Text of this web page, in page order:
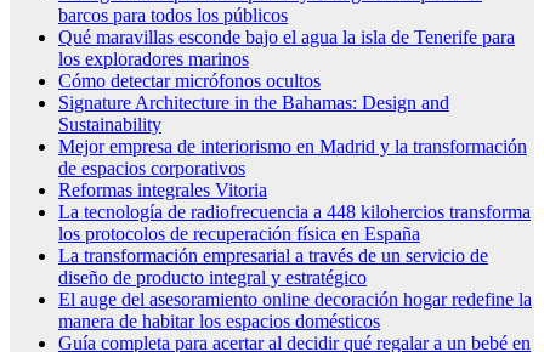
barcos para todos los públicos
Qué maravillas esconde bajo el agua la isla de Tenerife para
los exploradores marinos
Cómo detectar micrófonos ocultos
Signature Architecture in the Bahamas: Design and
Sustainability
Mejor empresa de interiorismo en Madrid y la transformación
de espacios corporativos
Reformas integrales Vitoria
La tecnología de radiofrecuencia a 448 kilohercios transforma
los protocolos de recuperación física en España
La transformación empresarial a través de un servicio de
diseño de producto integral y estratégico
El auge del asesoramiento online decoración hogar redefine la
manera de habitar los espacios domésticos
Guía completa para acertar al decidir qué regalar a un bebé en